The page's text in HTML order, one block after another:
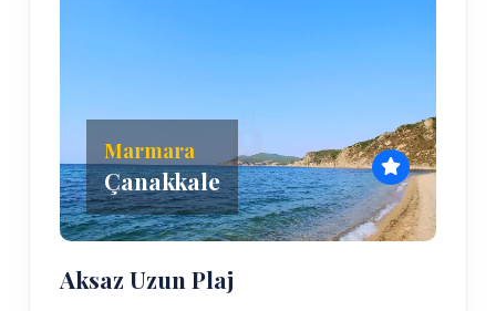
Marmara
Çanakkale
Aksaz Uzun Plaj